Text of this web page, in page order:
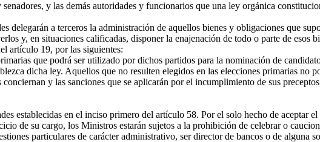
y las demás autoridades y funcionarios que una ley orgánica
delegarán a terceros la administración de aquellos bienes y obligaciones que
y, en situaciones calificadas, disponer la enajenación de todo o parte de esos
artículo 19, por las siguientes:
que podrá ser utilizado por dichos partidos para la nominación de
dicha ley. Aquellos que no resulten elegidos en las elecciones primarias no
y las sanciones que se aplicarán por el incumplimiento de sus
establecidas en el inciso primero del artículo 58. Por el solo hecho de aceptar
de su cargo, los Ministros estarán sujetos a la prohibición de celebrar o
particulares de carácter administrativo, ser director de bancos o de alguna